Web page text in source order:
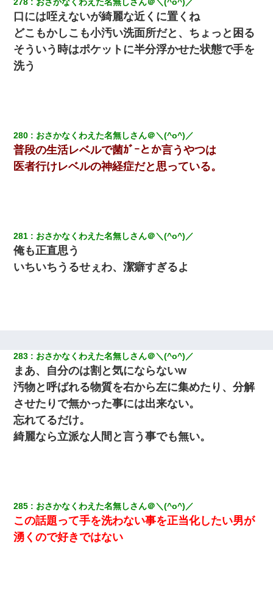
口には咥えないが綺麗な近くに置くね
どこもかしこも小汚い洗面所だと、ちょっと困る
そういう時はポケットに半分浮かせた状態で手を
洗う
280 おさかなくわえた名無しさん＠＼(^o^)／
普段の生活レベルで菌ｶﾞｰとか言うやつは
医者行けレベルの神経症だと思っている。
281 おさかなくわえた名無しさん＠＼(^o^)／
俺も正直思う
いちいちうるせぇわ、潔癖すぎるよ
283 おさかなくわえた名無しさん＠＼(^o^)／
まあ、自分のは割と気にならないw
汚物と呼ばれる物質を右から左に集めたり、分解
させたりで無かった事には出来ない。
忘れてるだけ。
綺麗なら立派な人間と言う事でも無い。
285 おさかなくわえた名無しさん＠＼(^o^)／
この話題って手を洗わない事を正当化したい男が
湧くので好きではない